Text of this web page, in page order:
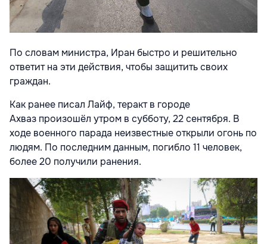
По словам министра, Иран быстро и решительно
ответит на эти действия, чтобы защитить своих
граждан.
Как ранее писал Лайф, теракт в городе
Ахваз произошёл утром в субботу, 22 сентября. В
ходе военного парада неизвестные открыли огонь по
людям. По последним данным, погибло 11 человек,
более 20 получили ранения.